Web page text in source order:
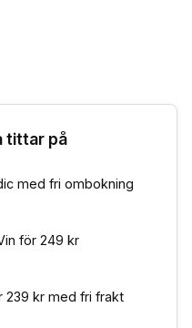
tittar på
med fri ombokning
för 249 kr
239 kr med fri frakt